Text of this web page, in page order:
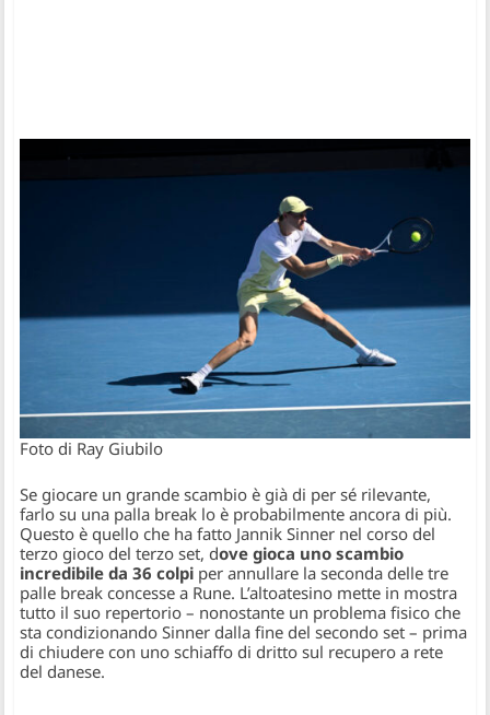
Foto di Ray Giubilo
Se giocare un grande scambio è già di per sé rilevante,
farlo su una palla break lo è probabilmente ancora di più.
Questo è quello che ha fatto Jannik Sinner nel corso del
terzo gioco del terzo set, dove gioca uno scambio
incredibile da 36 colpi per annullare la seconda delle tre
palle break concesse a Rune. L’altoatesino mette in mostra
tutto il suo repertorio – nonostante un problema fisico che
sta condizionando Sinner dalla fine del secondo set – prima
di chiudere con uno schiaffo di dritto sul recupero a rete
del danese.